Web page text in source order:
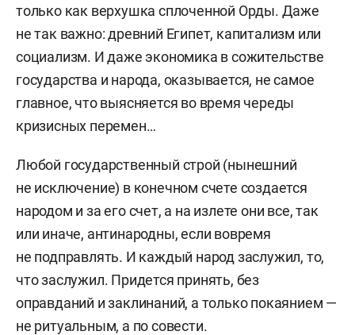
только как верхушка сплоченной Орды. Даже
не так важно: древний Египет, капитализм или
социализм. И даже экономика в сожительстве
государства и народа, оказывается, не самое
главное, что выясняется во время череды
кризисных перемен…
Любой государственный строй (нынешний
не исключение) в конечном счете создается
народом и за его счет, а на излете они все, так
или иначе, антинародны, если вовремя
не подправлять. И каждый народ заслужил, то,
что заслужил. Придется принять, без
оправданий и заклинаний, а только покаянием —
не ритуальным, а по совести.